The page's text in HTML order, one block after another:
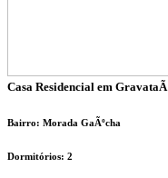
Casa Residencial em GravataÃ­
Bairro: Morada GaÃºcha
Dormitórios: 2